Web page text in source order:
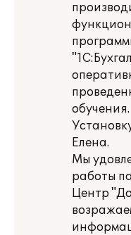
обучения.
Елена.
Мы
работы
Центр